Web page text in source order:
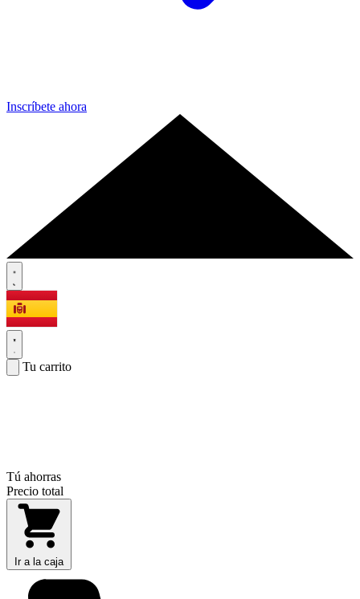
Inscríbete ahora
Tu carrito
Tú ahorras
Precio total
Ir a la caja